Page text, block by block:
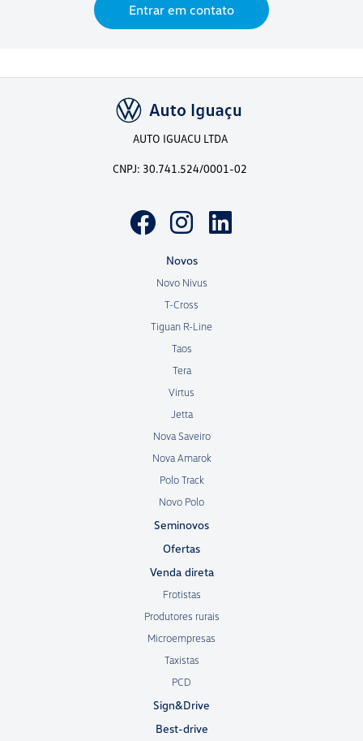
Entrar em contato
AUTO IGUACU LTDA
CNPJ: 30.741.524/0001-02
Novos
Novo Nivus
T-Cross
Tiguan R-Line
Taos
Tera
Virtus
Jetta
Nova Saveiro
Nova Amarok
Polo Track
Novo Polo
Seminovos
Ofertas
Venda direta
Frotistas
Produtores rurais
Microempresas
Taxistas
PCD
Sign&Drive
Best-drive